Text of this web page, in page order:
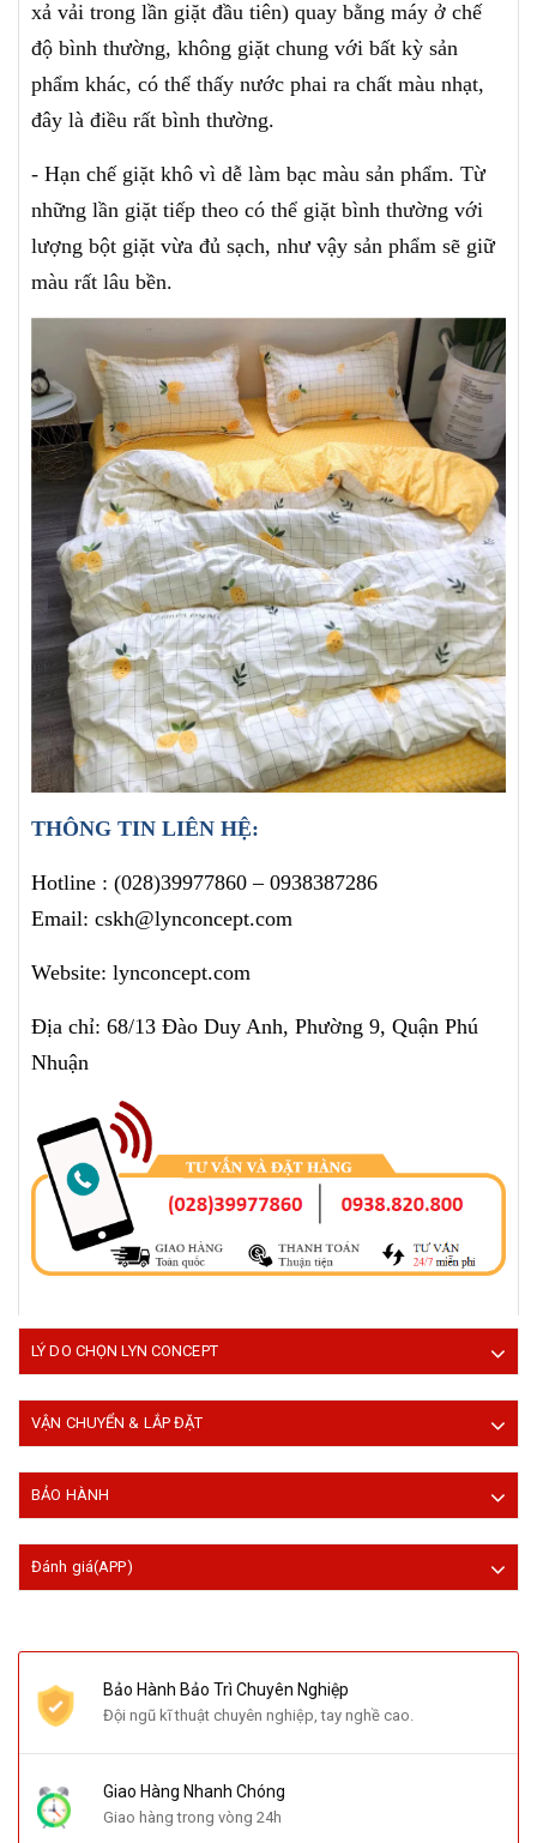
xả vải trong lần giặt đầu tiên) quay bằng máy ở chế
độ bình thường, không giặt chung với bất kỳ sản
phẩm khác, có thể thấy nước phai ra chất màu nhạt,
đây là điều rất bình thường.
- Hạn chế giặt khô vì dễ làm bạc màu sản phẩm. Từ
những lần giặt tiếp theo có thể giặt bình thường với
lượng bột giặt vừa đủ sạch, như vậy sản phẩm sẽ giữ
màu rất lâu bền.
THÔNG TIN LIÊN HỆ:
Hotline : (028)39977860– 0938387286
Email: cskh@lynconcept.com
Website: lynconcept.com
Địa chỉ: 68/13 Đào Duy Anh, Phường 9, Quận Phú
Nhuận
LÝ DO CHỌN LYN CONCEPT
VẬN CHUYỂN & LẮP ĐẶT
BẢO HÀNH
Đánh giá(APP)
Bảo Hành Bảo Trì Chuyên Nghiệp
Đội ngũ kĩ thuật chuyên nghiệp, tay nghề cao.
Giao Hàng Nhanh Chóng
Giao hàng trong vòng 24h